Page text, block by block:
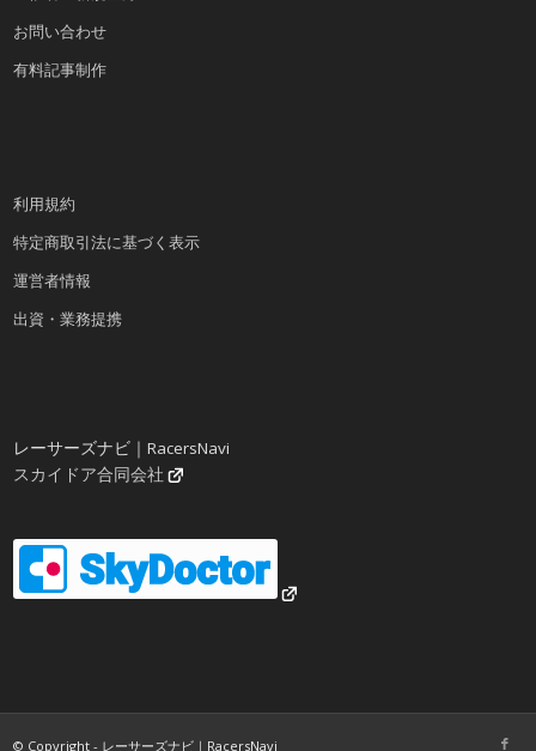
お問い合わせ
有料記事制作
利用規約
特定商取引法に基づく表示
運営者情報
出資・業務提携
レーサーズナビ｜RacersNavi
スカイドア合同会社
© Copyright - レーサーズナビ｜RacersNavi